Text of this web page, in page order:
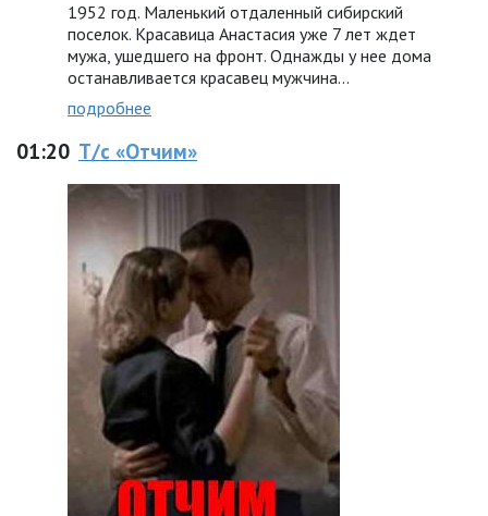
1952 год. Маленький отдаленный сибирский
поселок. Красавица Анастасия уже 7 лет ждет
мужа, ушедшего на фронт. Однажды у нее дома
останавливается красавец мужчина…
подробнее
01:20 Т/с «Отчим»